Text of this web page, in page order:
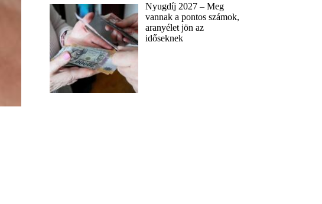
Nyugdíj 2027 – Meg
vannak a pontos számok,
aranyélet jön az
időseknek